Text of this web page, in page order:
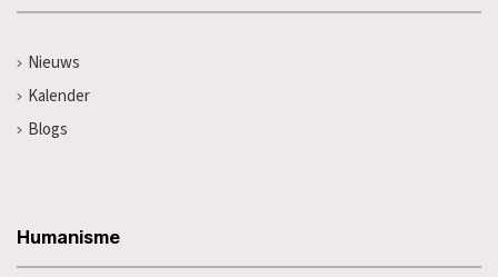
Nieuws
Kalender
Blogs
Humanisme